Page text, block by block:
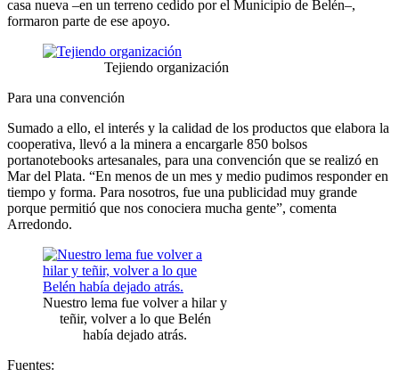
casa nueva –en un terreno cedido por el Municipio de Belén–,
formaron parte de ese apoyo.
Tejiendo organización
Para una convención
Sumado a ello, el interés y la calidad de los productos que elabora la
cooperativa, llevó a la minera a encargarle 850 bolsos
portanotebooks artesanales, para una convención que se realizó en
Mar del Plata. “En menos de un mes y medio pudimos responder en
tiempo y forma. Para nosotros, fue una publicidad muy grande
porque permitió que nos conociera mucha gente”, comenta
Arredondo.
Nuestro lema fue volver a hilar y
teñir, volver a lo que Belén
había dejado atrás.
Fuentes: